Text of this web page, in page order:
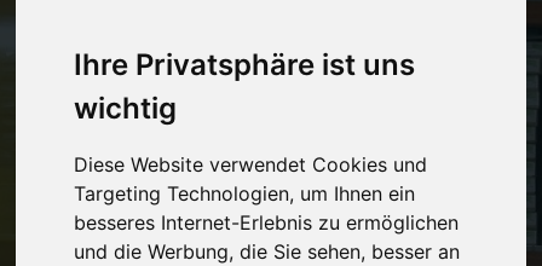
Ihre Privatsphäre ist uns
wichtig
Diese Website verwendet Cookies und
Targeting Technologien, um Ihnen ein
besseres Internet-Erlebnis zu ermöglichen
und die Werbung, die Sie sehen, besser an
Retouren-
Management?